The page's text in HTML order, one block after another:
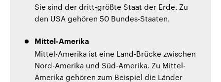
Sie sind der dritt-größte Staat der Erde. Zu
den USA gehören 50 Bundes-Staaten.
Mittel-Amerika
Mittel-Amerika ist eine Land-Brücke zwischen
Nord-Amerika und Süd-Amerika. Zu Mittel-
Amerika gehören zum Beispiel die Länder